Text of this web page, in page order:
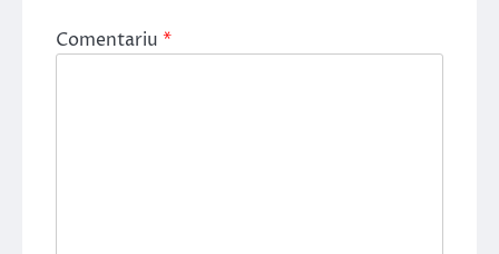
Comentariu *